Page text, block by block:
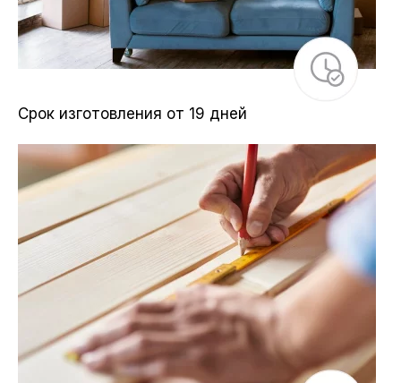
Срок изготовления от 19 дней